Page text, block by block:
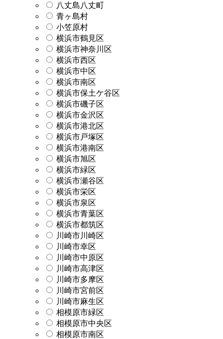
八丈島八丈町
青ヶ島村
小笠原村
横浜市鶴見区
横浜市神奈川区
横浜市西区
横浜市中区
横浜市南区
横浜市保土ケ谷区
横浜市磯子区
横浜市金沢区
横浜市港北区
横浜市戸塚区
横浜市港南区
横浜市旭区
横浜市緑区
横浜市瀬谷区
横浜市栄区
横浜市泉区
横浜市青葉区
横浜市都筑区
川崎市川崎区
川崎市幸区
川崎市中原区
川崎市高津区
川崎市多摩区
川崎市宮前区
川崎市麻生区
相模原市緑区
相模原市中央区
相模原市南区